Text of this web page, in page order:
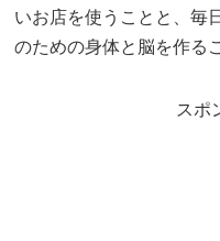
いお店を使うことと、毎
のための身体と脳を作る
スポ